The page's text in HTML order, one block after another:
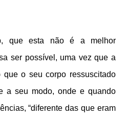
que esta não é a melhor
ser possível, uma vez que a
que o seu corpo ressuscitado
a seu modo, onde e quando
“diferente das que eram